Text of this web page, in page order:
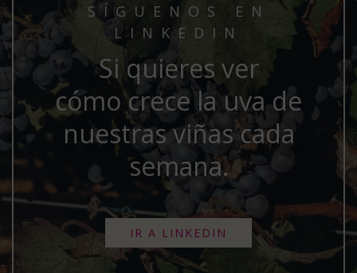
SÍGUENOS EN
LINKEDIN
Si quieres ver
cómo crece la uva de
nuestras viñas cada
semana.
IR A LINKEDIN